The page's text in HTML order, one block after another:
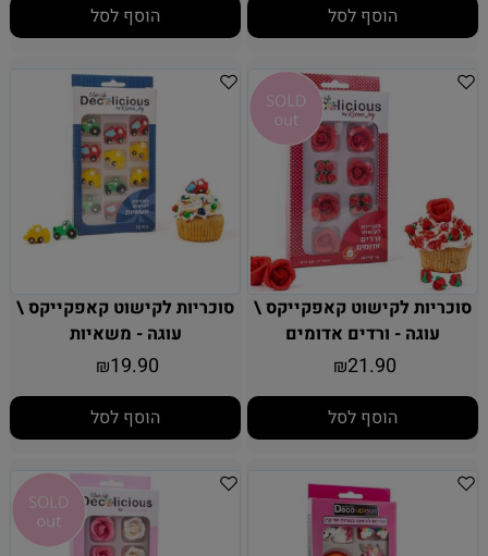
הוסף לסל הוסף לסל
סוכריות לקישוט קאפקייקס \
עוגה - ורדים אדומים
₪21.90
הוסף לסל
סוכריות לקישוט קאפקייקס \
עוגה - משאיות
₪19.90
הוסף לסל